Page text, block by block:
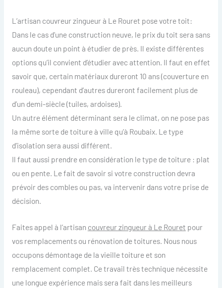
L’artisan couvreur zingueur à Le Rouret pose votre toit:
Dans le cas d’une construction neuve, le prix du toit sera sans
aucun doute un point à étudier de près. Il existe différentes
options qu’il convient d’étudier avec attention. Il faut en effet
savoir que, certain matériaux dureront 10 ans (couverture en
rouleau), cependant d’autres dureront facilement plus de
d’un demi-siècle (tuiles, ardoises).
Un autre élément déterminant sera le climat, on ne pose pas
la même sorte de toiture à ville qu’à Roubaix. Le type
d’isolation sera aussi différent.
Il faut aussi prendre en considération le type de toiture : plat
ou en pente. Le fait de savoir si votre construction devra
prévoir des combles ou pas, va intervenir dans votre prise de
décision.
Faites appel à l’artisan couvreur zingueur à Le Rouret pour
vos remplacements ou rénovation de toitures. Nous nous
occupons démontage de la vieille toiture et son
remplacement complet. Ce travail très technique nécessite
une longue expérience mais sera fait dans les meilleurs